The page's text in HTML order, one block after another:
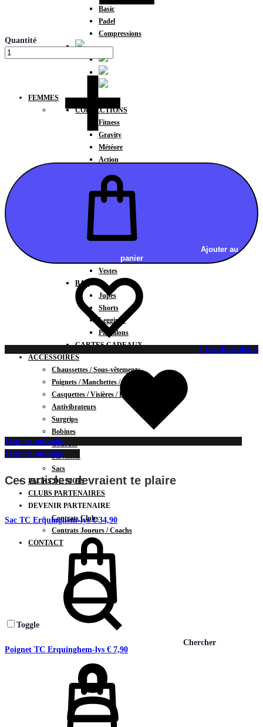
Basic
Padel
Compressions
FEMMES
COLLECTIONS
Fitness
Gravity
Météore
Action
Brassières
Débardeurs
T-shirts manches courtes
T-shirts manches longues
Sweat-shirts
Sweats à capuche zippé
Vestes
BAS
Jupes
Shorts
Leggings
Pantalons
CARTES CADEAUX
ACCESSOIRES
Chaussettes / Sous-vêtements
Poignets / Manchettes / Gants
Casquettes / Visières / Bandeaux
Antivibrateurs
Surgrips
Bobines
Gourdes
Serviettes
Sacs
PACKS DU MOIS
CLUBS PARTENAIRES
DEVENIR PARTENAIRE
Contrats Clubs
Contrats Joueurs / Coachs
CONTACT
Chercher
Quantité
Ajouter au
panier
Liste de souhaits
Liste de souhaits
Liste de souhaits
Ces articles devraient te plaire
Sac TC Erquinghem-lys€34,90
Toggle
Poignet TC Erquinghem-lys € 7,90